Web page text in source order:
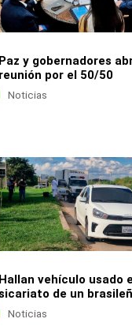
Paz y gobernadores
reunión por el 50/50
Noticias
Hallan vehículo usado
de un
Noticias